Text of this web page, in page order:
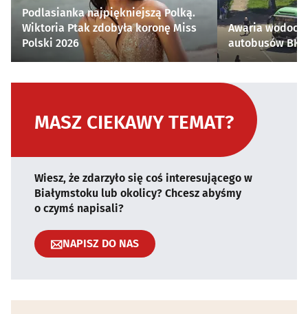
Podlasianka najpiękniejszą Polką.
Wiktoria Ptak zdobyła koronę Miss
Polski 2026
Awaria
autobusów
MASZ CIEKAWY TEMAT?
Wiesz, że zdarzyło się coś interesującego w
Białymstoku lub okolicy? Chcesz abyśmy
o czymś napisali?
NAPISZ DO NAS